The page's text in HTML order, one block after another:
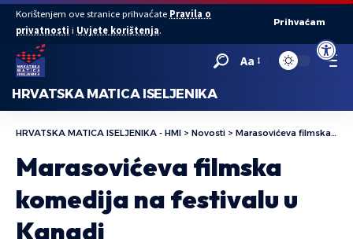
Open
Korištenjem ove stranice prihvaćate Pravila o
privatnosti i Uvjete korištenja.
Prihvaćam
Aa
HRVATSKA MATICA ISELJENIKA
HRVATSKA MATICA ISELJENIKA - HMI > Novosti > Marasovićeva filmska komedija na festivalu u Kanadi
Marasovićeva filmska
komedija na festivalu u
Kanadi